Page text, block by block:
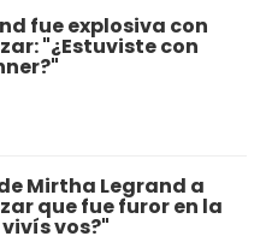
fue explosiva con
"¿Estuviste con
Mirtha Legrand a
que fue furor en la
vos?"